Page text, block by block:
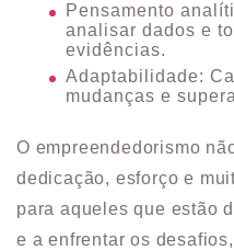
Pensamento
analisar dados e
evidências.
Adaptabilidade:
mudanças e
O empreendedorismo
dedicação, esforço e
para aqueles que estão
e a enfrentar os